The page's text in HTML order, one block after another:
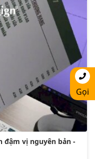
đậm vị nguyên bản -
Gọi